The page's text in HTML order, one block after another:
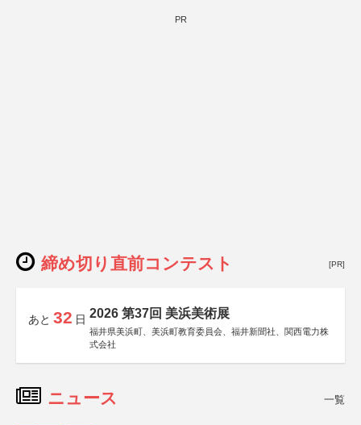
PR
締め切り直前コンテスト [PR]
あと 32 日 2026 第37回 美浜美術展
福井県美浜町、美浜町教育委員会、福井新聞社、関西電力株
式会社
ニュース 一覧